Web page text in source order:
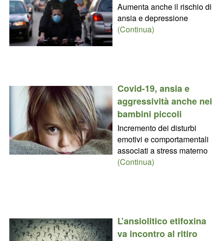
Aumenta anche il rischio di
ansia e depressione
(Continua)
Covid-19, ansia e
aggressività anche nei
bambini piccoli
Incremento dei disturbi
emotivi e comportamentali
associati a stress materno
(Continua)
L’ansiolitico etifoxina
va incontro al ritiro